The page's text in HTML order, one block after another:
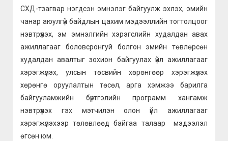
СХД-тзагвар нэгдсэн эмнэлэг байгуулж эхлэх, эмийн
чанар аюулгүй байдлын цахим мэдээллийн тогтолцоог
нэвтрүүлэх, эм эмнэлгийн хэрэгслийн худалдан авах
ажиллагааг боловсронгуй болгон эмийн төвлөрсөн
худалдан авалтыг зохион байгуулах үйл ажиллагааг
хэрэгжүүлэх, улсын төсвийн хөрөнгөөр хэрэгжүүлэх
хөрөнгө оруулалтын төсөл, арга хэмжээ барилга
байгууламжийн бүртгэлийн программ хангамж
нэвтрүүлэх гэх мэтчилэн олон үйл ажиллагааг
хэрэгжүүлэхээр төлөвлөөд байгаа талаар мэдээлэл
өгсөн юм.